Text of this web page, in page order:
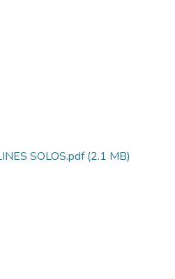
SOLOS.pdf(2.1 MB)